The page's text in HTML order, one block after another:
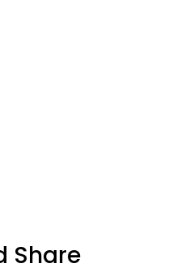
Share